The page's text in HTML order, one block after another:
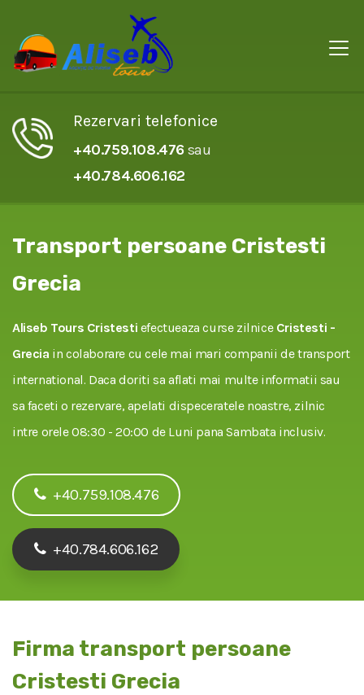
Rezervari telefonice
+40.759.108.476 sau
+40.784.606.162
Transport persoane Cristesti
Grecia
Aliseb Tours Cristesti efectueaza curse zilnice Cristesti -
Grecia in colaborare cu cele mai mari companii de transport
international. Daca doriti sa aflati mai multe informatii sau
sa faceti o rezervare, apelati dispeceratele noastre, zilnic
intre orele 08:30 - 20:00 de Luni pana Sambata inclusiv.
+40.759.108.476
+40.784.606.162
Firma transport persoane
Cristesti Grecia